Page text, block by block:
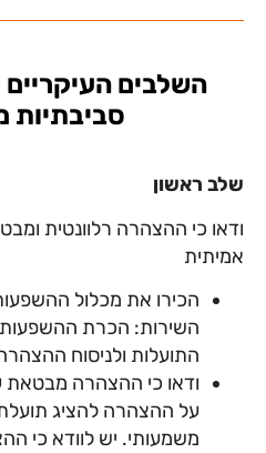
השלבים
סביבתיות
שלב ראשון
ודאו כי ההצהרה רלוונטית
אמיתית
הכירו את מכלול
השירות: הכרת ההשפעות
התועלות ולניסוח
ודאו כי ההצהרה
על ההצהרה להציג
משמעותי. יש לוודא כי